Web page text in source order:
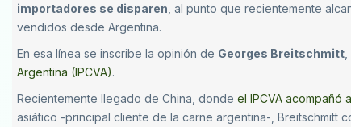
importadores se disparen , al punto que recientemente
vendidos desde Argentina.
En esa línea se inscribe la opinión de Georges Breitschmitt
Argentina (IPCVA).
Recientemente llegado de China, donde el IPCVA acompañó
asiático -principal cliente de la carne argentina-, Breitschmitt